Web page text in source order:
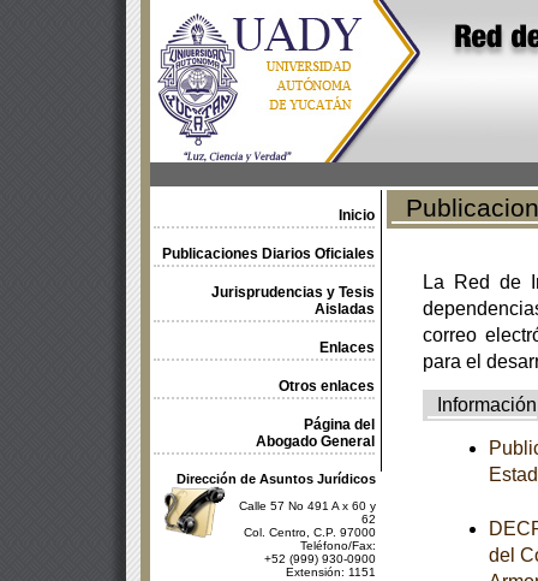
Inicio
Publicaciones Diarios Oficiales
Jurisprudencias y Tesis
Aisladas
Enlaces
Otros enlaces
Página del
Abogado General
Dirección de Asuntos Jurídicos
Calle 57 No 491 A x 60 y
62
Col. Centro, C.P. 97000
Teléfono/Fax:
+52 (999) 930-0900
Extensión: 1151
La Red de
correo
para el
Información
del